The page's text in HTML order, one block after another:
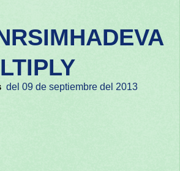
del 09 de septiembre del 2013